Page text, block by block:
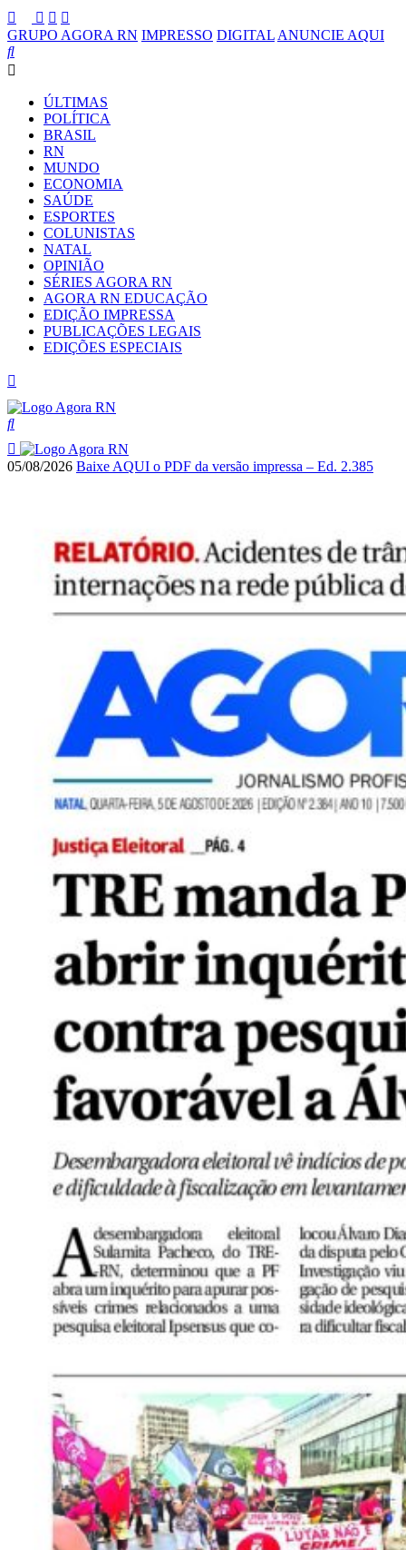
GRUPO AGORA RN IMPRESSO DIGITAL ANUNCIE AQUI
ÚLTIMAS
POLÍTICA
BRASIL
RN
MUNDO
ECONOMIA
SAÚDE
ESPORTES
COLUNISTAS
NATAL
OPINIÃO
SÉRIES AGORA RN
AGORA RN EDUCAÇÃO
EDIÇÃO IMPRESSA
PUBLICAÇÕES LEGAIS
EDIÇÕES ESPECIAIS
05/08/2026 Baixe AQUI o PDF da versão impressa – Ed. 2.385